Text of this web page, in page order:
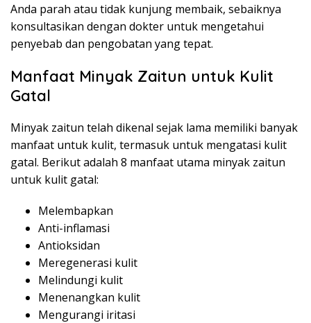
Anda parah atau tidak kunjung membaik, sebaiknya
konsultasikan dengan dokter untuk mengetahui
penyebab dan pengobatan yang tepat.
Manfaat Minyak Zaitun untuk Kulit
Gatal
Minyak zaitun telah dikenal sejak lama memiliki banyak
manfaat untuk kulit, termasuk untuk mengatasi kulit
gatal. Berikut adalah 8 manfaat utama minyak zaitun
untuk kulit gatal:
Melembapkan
Anti-inflamasi
Antioksidan
Meregenerasi kulit
Melindungi kulit
Menenangkan kulit
Mengurangi iritasi